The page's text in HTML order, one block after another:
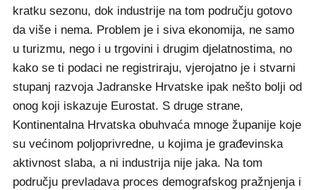
kratku sezonu, dok industrije na tom području gotovo
da više i nema. Problem je i siva ekonomija, ne samo
u turizmu, nego i u trgovini i drugim djelatnostima, no
kako se ti podaci ne registriraju, vjerojatno je i stvarni
stupanj razvoja Jadranske Hrvatske ipak nešto bolji od
onog koji iskazuje Eurostat. S druge strane,
Kontinentalna Hrvatska obuhvaća mnoge županije koje
su većinom poljoprivredne, u kojima je građevinska
aktivnost slaba, a ni industrija nije jaka. Na tom
području prevladava proces demografskog pražnjenja i